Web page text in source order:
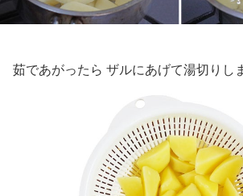
茹であがったら ザルにあげて湯切りし